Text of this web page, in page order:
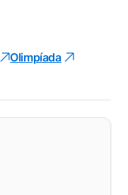
Olimpíada